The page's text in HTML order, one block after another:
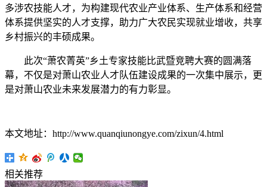
多涉农技能人才，为构建现代农业产业体系、生产体系和经营
体系提供坚实的人才支撑，助力广大农民实现就业增收，共享
乡村振兴的丰硕成果。
此次“萧农菁英”乡土专家技能比武暨竞聘大赛的圆满落
幕，不仅是对萧山农业人才队伍建设成果的一次集中展示，更
是对萧山农业未来发展潜力的有力彰显。
本文地址：http://www.quanqiunongye.com/zixun/4.html
相关推荐